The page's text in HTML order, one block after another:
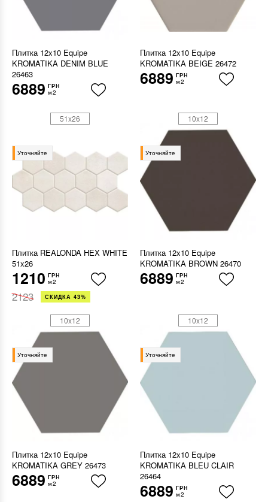
Плитка 12x10 Equipe
KROMATIKA DENIM BLUE
26463
6889 ГРН
м2
Плитка 12x10 Equipe
KROMATIKA BEIGE 26472
6889 ГРН
м2
Уточняйте
Плитка REALONDA HEX WHITE
51x26
1210 ГРН
м2
2123 СКИДКА 43%
51x26
Уточняйте
Плитка 12x10 Equipe
KROMATIKA BROWN 26470
6889 ГРН
м2
10x12
Уточняйте
Плитка 12x10 Equipe
KROMATIKA GREY 26473
6889 ГРН
м2
10x12
Уточняйте
Плитка 12x10 Equipe
KROMATIKA BLEU CLAIR
26464
6889 ГРН
м2
10x12